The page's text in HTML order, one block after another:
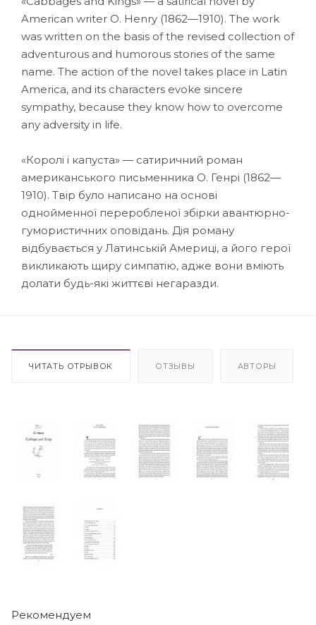
American writer O. Henry (1862—1910). The work
was written on the basis of the revised collection of
adventurous and humorous stories of the same
name. The action of the novel takes place in Latin
America, and its characters evoke sincere
sympathy, because they know how to overcome
any adversity in life.
«Королі і капуста» — сатиричний роман
американського письменника О. Генрі (1862—
1910). Твір було написано на основі
однойменної переробленої збірки авантюрно-
гумористичних оповідань. Дія роману
відбувається у Латинській Америці, а його герої
викликають щиру симпатію, адже вони вміють
долати будь-які життєві негаразди.
ЧИТАТЬ ОТРЫВОК ОТЗЫВЫ АВТОРЫ
Рекомендуем